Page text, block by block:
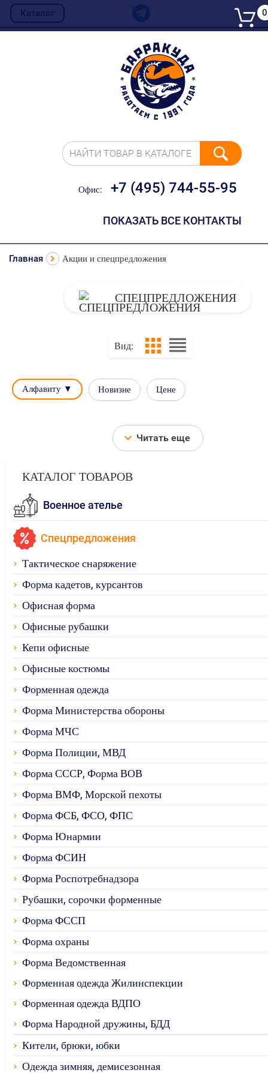
Каталог
НАЙТИ ТОВАР В КАТАЛОГЕ
Офис: +7 (495) 744-55-95
ПОКАЗАТЬ ВСЕ КОНТАКТЫ
0
Главная Акции и спецпредложения
СПЕЦПРЕДЛОЖЕНИЯ
Вид:
Алфавиту ▼ Новизне Цене
Читать еще
КАТАЛОГ ТОВАРОВ
Военное ателье
Спецпредложения
Тактическое снаряжение
Форма кадетов, курсантов
Офисная форма
Офисные рубашки
Кепи офисные
Офисные костюмы
Форменная одежда
Форма Министерства обороны
Форма МЧС
Форма Полиции, МВД
Форма СССР, Форма ВОВ
Форма ВМФ, Морской пехоты
Форма ФСБ, ФСО, ФПС
Форма Юнармии
Форма ФСИН
Форма Роспотребнадзора
Рубашки, сорочки форменные
Форма ФССП
Форма охраны
Форма Ведомственная
Форменная одежда Жилинспекции
Форменная одежда ВДПО
Форма Народной дружины, БДД
Кители, брюки, юбки
Одежда зимняя, демисезонная